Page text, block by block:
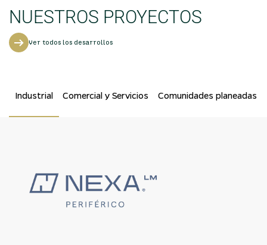
NUESTROS PROYECTOS
Ver todos los desarrollos
Industrial Comercial y Servicios Comunidades planeadas